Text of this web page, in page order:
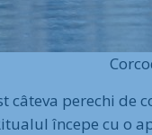
câteva perechi
începe cu